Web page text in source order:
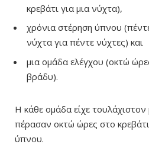
κρεβάτι για μια νύχτα),
χρόνια στέρηση ύπνου
νύχτα για πέντε νύχτες) και
μια ομάδα ελέγχου (οκτώ
βράδυ).
Η κάθε ομάδα είχε
πέρασαν οκτώ ώρες στο
ύπνου.